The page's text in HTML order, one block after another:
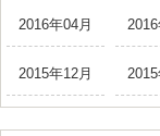
2016年04月 2016
2015年12月 2015